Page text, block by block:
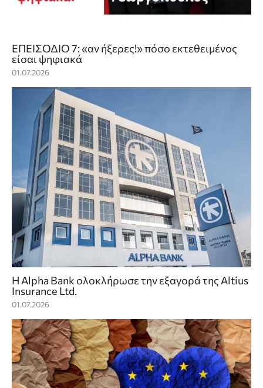
ΕΠΕΙΣΟΔΙΟ 7: «αν ήξερες!» πόσο εκτεθειμένος
είσαι ψηφιακά
01.07.2026
Η Alpha Bank ολοκλήρωσε την εξαγορά της Altius
Insurance Ltd.
01.07.2026